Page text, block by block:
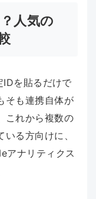
人気の
を貼るだけで
そも連携自体が
これから複数の
る方向けに、
アナリティクス